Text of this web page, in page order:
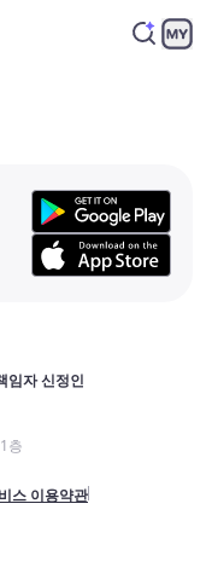
임자 신정인
층
스 이용약관